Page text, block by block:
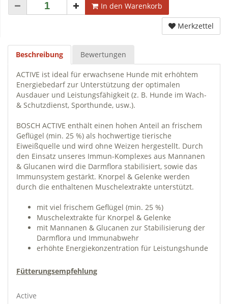
In den Warenkorb
Merkzettel
Beschreibung Bewertungen
ACTIVE ist ideal für erwachsene Hunde mit erhöhtem
Energiebedarf zur Unterstützung der optimalen
Ausdauer und Leistungsfähigkeit (z. B. Hunde im Wach-
& Schutzdienst, Sporthunde, usw.).
BOSCH ACTIVE enthält einen hohen Anteil an frischem
Geflügel (min. 25 %) als hochwertige tierische
Eiweißquelle und wird ohne Weizen hergestellt. Durch
den Einsatz unseres Immun-Komplexes aus Mannanen
& Glucanen wird die Darmflora stabilisiert, sowie das
Immunsystem gestärkt. Knorpel & Gelenke werden
durch die enthaltenen Muschelextrakte unterstützt.
mit viel frischem Geflügel (min. 25 %)
Muschelextrakte für Knorpel & Gelenke
mit Mannanen & Glucanen zur Stabilisierung der
Darmflora und Immunabwehr
erhöhte Energiekonzentration für Leistungshunde
Fütterungsempfehlung
Active